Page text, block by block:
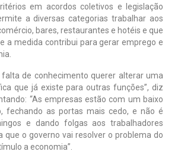
em acordos coletivos e legislação
a diversas categorias trabalhar aos
bares, restaurantes e hotéis e que
a medida contribui para gerar emprego e
falta de conhecimento querer alterar uma
que já existe para outras funções”, diz
“As empresas estão com um baixo
fechando as portas mais cedo, e não é
e dando folgas aos trabalhadores
que o governo vai resolver o problema do
a economia”.